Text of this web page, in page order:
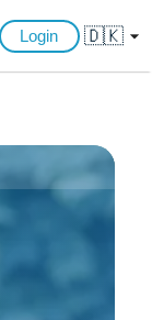
Login 🇩🇰 arrow_drop_down